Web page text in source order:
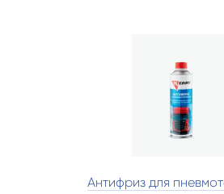
Антифриз для